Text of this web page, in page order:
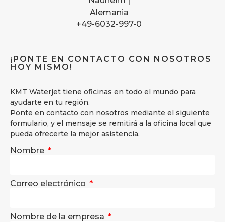
Alemania
+49-6032-997-0
¡PONTE EN CONTACTO CON NOSOTROS
HOY MISMO!
KMT Waterjet tiene oficinas en todo el mundo para
ayudarte en tu región.
Ponte en contacto con nosotros mediante el siguiente
formulario, y el mensaje se remitirá a la oficina local que
pueda ofrecerte la mejor asistencia.
Nombre
Correo electrónico
Nombre de la empresa